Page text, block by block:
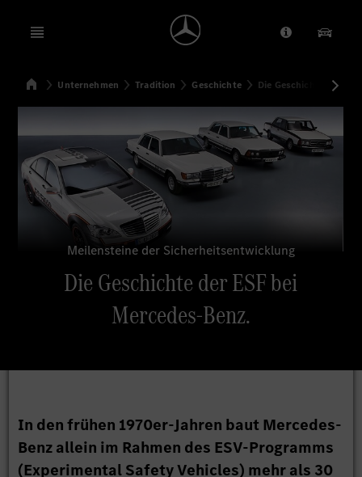
Open menu Anbieter/
SuchenStartseite
Unternehmen Tradition Geschichte Die Geschichte der
Meilensteine der Sicherheitsentwicklung
Die Geschichte der ESF bei
Mercedes-Benz.
In den frühen 1970er-Jahren baut Mercedes-
Benz allein im Rahmen des ESV-Programms
(Experimental Safety Vehicles) mehr als 30